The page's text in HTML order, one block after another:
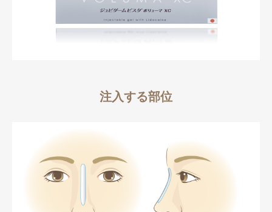
注入する部位